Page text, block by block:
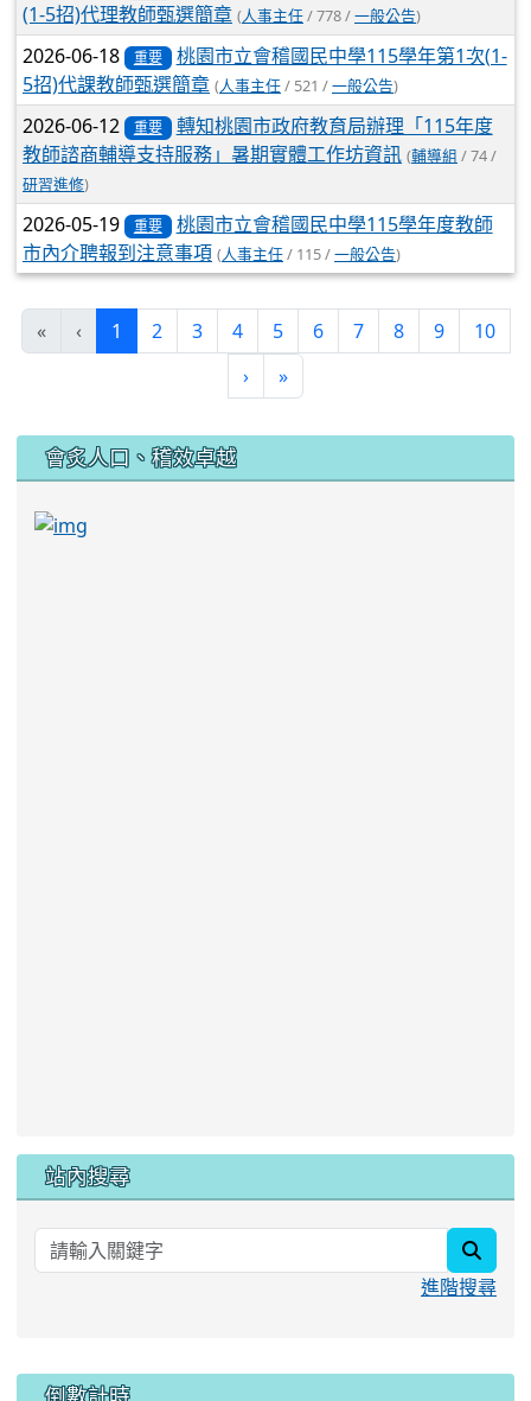
(1-5招)代理教師甄選簡章 (人事主任/ 778 /一般公告)
2026-06-18 重要
桃園市立會稽國民中學115學年第1次(1-
5招)代課教師甄選簡章 (人事主任/ 521 /一般公告)
2026-06-12 重要
轉知桃園市政府教育局辦理「115年度
教師諮商輔導支持服務」暑期實體工作坊資訊 (輔導組 / 74 /
研習進修)
2026-05-19 重要
桃園市立會稽國民中學115學年度教師
市內介聘報到注意事項 (人事主任/ 115 /一般公告)
« ‹ 1 (current)
2 3 4 5 6 7 8 9
10
›
»
會炙人口、稽效卓越
站內搜尋
進階搜尋
::: 倒數計時